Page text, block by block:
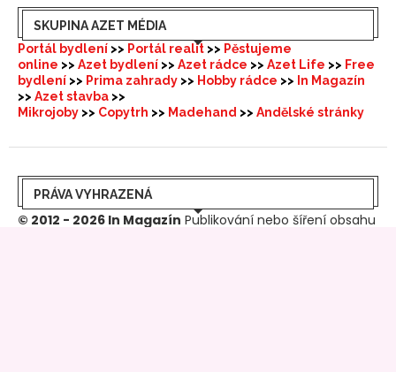
SKUPINA AZET MÉDIA
Portál bydlení >> Portál realit >> Pěstujeme
online >> Azet bydlení >> Azet rádce >> Azet Life >> Free
bydlení >> Prima zahrady >> Hobby rádce >> In Magazín
>> Azet stavba >>
Mikrojoby >> Copytrh >> Madehand >> Andělské stránky
PRÁVA VYHRAZENÁ
© 2012 - 2026 In Magazín Publikování nebo šíření obsahu